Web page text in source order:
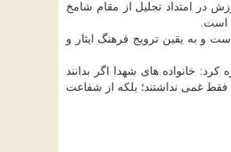
در امتداد تجلیل از مقام شامخ
است.
و به یقین ترویج فرهنگ ایثار و
خانواده های شهدا اگر بدانند
فقط غمی نداشتند؛ بلکه از شفاعت